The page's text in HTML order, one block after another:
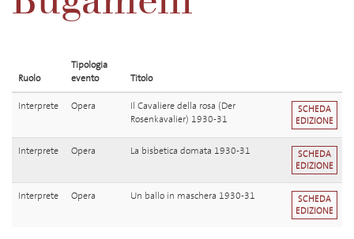
Ruolo
Tipologia
evento
Titolo
Interprete Opera
Il Cavaliere della rosa (Der
Rosenkavalier) 1930-31
SCHEDA
EDIZIONE
Interprete Opera La bisbetica domata 1930-31
SCHEDA
EDIZIONE
Interprete Opera Un ballo in maschera 1930-31
SCHEDA
EDIZIONE